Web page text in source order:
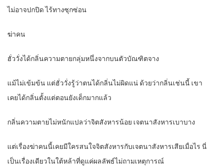
ไม่อาจปกปิด ไร้ทางซุกซ่อน
ฆ่าคน
ฮั่ววั่งได้กลิ่นความตายกลุ่มหนึ่งจากบนตัวบัณฑิตจาง
แม้ไม่เข้มข้น แต่ฮั่ววั่งรู้ว่าตนได้กลิ่นไม่ผิดแน่ ด้วยว่ากลิ่นเช่นนี้ เขา
เคยได้กลิ่นตั้งแต่ตอนยังเด็กมากแล้ว
กลิ่นความตายไม่หนักแปลว่าจิตสังหารน้อย เจตนาสังหารเบาบาง
แต่เรื่องฆ่าคนนี้เคยมีใครสนใจจิตสังหารกับเจตนาสังหารเสียเมื่อไร นี่
เป็นเรื่องเดียวในใต้หล้าที่ดูแค่ผลลัพธ์ไม่ถามเหตุการณ์